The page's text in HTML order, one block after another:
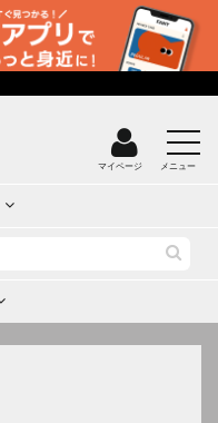
マイページ メニュー